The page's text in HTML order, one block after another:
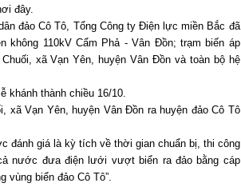
đây.
đảo Cô Tô, Tổng Công ty Điện lực miền Bắc đã
110kV Cẩm Phả - Vân Đồn; trạm biến áp
xã Vạn Yên, huyện Vân Đồn và toàn bộ hệ
khánh thành chiều 16/10.
xã Vạn Yên, huyện Vân Đồn ra huyện đảo Cô Tô
đánh giá là kỳ tích về thời gian chuẩn bị, thi công
nước đưa điện lưới vượt biển ra đảo bằng cáp
vùng biển đảo Cô Tô”.